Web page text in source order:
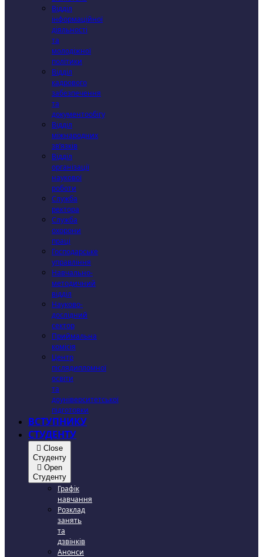
Відділ
інформаційної
діяльності
та
молодіжної
політики
Відділ
кадрового
забезпечення
та
документообігу
Відділ
міжнародних
зв’язків
Відділ
організації
наукової
роботи
Служба
ректора
Служба
охорони
праці
Господарське
управління
Навчально-
методичний
відділ
Науково-
дослідний
сектор
Приймальна
комісія
Центр
післядипломної
освіти
та
доуніверситетської
підготовки
ВСТУПНИКУ
СТУДЕНТУ
Close
Студенту
Open
Студенту
Графік
навчання
Розклад
занять
та
дзвінків
Анонси